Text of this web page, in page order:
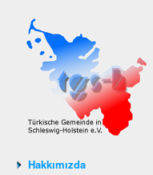
Hakkımızda